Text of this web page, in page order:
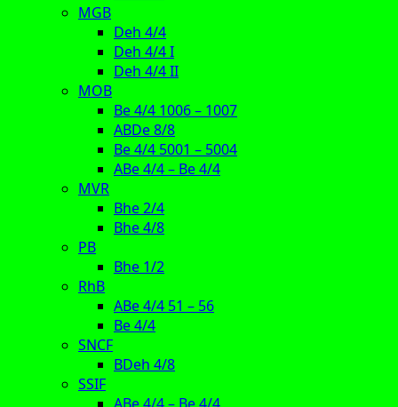
MGB
Deh 4/4
Deh 4/4 I
Deh 4/4 II
MOB
Be 4/4 1006 – 1007
ABDe 8/8
Be 4/4 5001 – 5004
ABe 4/4 – Be 4/4
MVR
Bhe 2/4
Bhe 4/8
PB
Bhe 1/2
RhB
ABe 4/4 51 – 56
Be 4/4
SNCF
BDeh 4/8
SSIF